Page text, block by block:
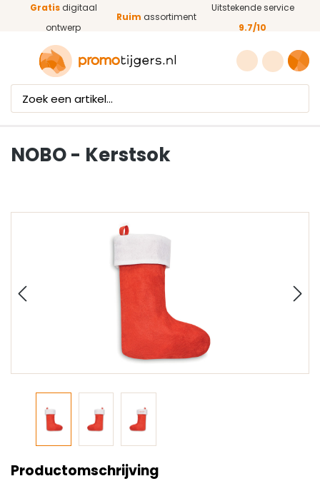
Ga naar de hoofdinhoud
Gratisdigitaal
ontwerp
Ruim assortiment
Uitstekende service
9.7/10
NOBO - Kerstsok
Productomschrijving